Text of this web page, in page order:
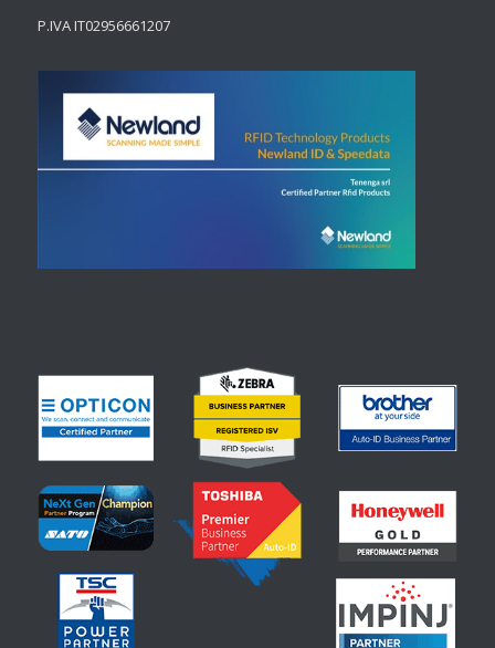
P.IVA IT02956661207